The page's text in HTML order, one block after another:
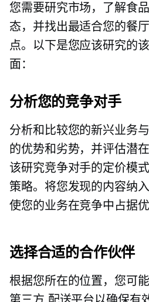
您需要研究市场，了解食
态，并找出最适合您的餐
点。以下是您应该研究的
面：
分析您的竞争对手
分析和比较您的新兴业务
的优势和劣势，并评估潜
该研究竞争对手的定价模
策略。将您发现的内容纳
使您的业务在竞争中占据优
选择合适的合作伙伴
根据您所在的位置，您可